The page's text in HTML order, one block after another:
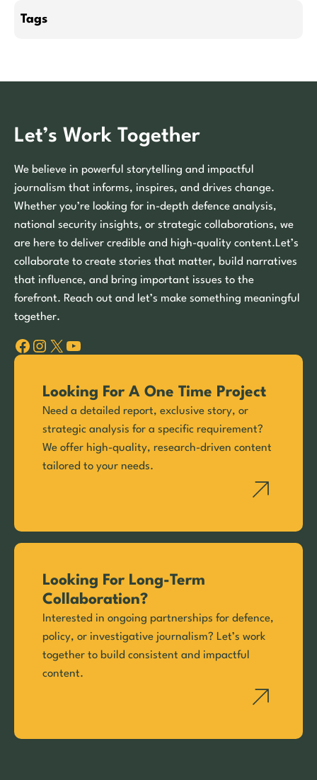
Tags
Let’s Work Together
We believe in powerful storytelling and impactful
journalism that informs, inspires, and drives change.
Whether you’re looking for in-depth defence analysis,
national security insights, or strategic collaborations, we
are here to deliver credible and high-quality content.Let’s
collaborate to create stories that matter, build narratives
that influence, and bring important issues to the
forefront. Reach out and let’s make something meaningful
together.
Facebook Instagram X YouTube
Looking For A One Time Project
Need a detailed report, exclusive story, or
strategic analysis for a specific requirement?
We offer high-quality, research-driven content
tailored to your needs.
Looking For Long-Term
Collaboration?
Interested in ongoing partnerships for defence,
policy, or investigative journalism? Let’s work
together to build consistent and impactful
content.